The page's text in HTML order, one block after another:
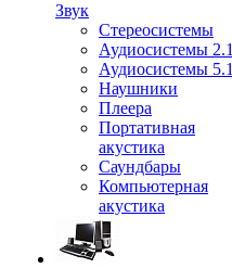
Звук
Стереосистемы
Аудиосистемы 2.1
Аудиосистемы 5.1
Наушники
Плеера
Портативная
акустика
Саундбары
Компьютерная
акустика